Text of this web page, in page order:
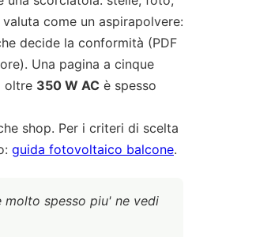
come un aspirapolvere:
decide la conformità (PDF
Una pagina a cinque
oltre 350 W AC è spesso
shop. Per i criteri di scelta
guida fotovoltaico balcone.
spesso piu' ne vedi